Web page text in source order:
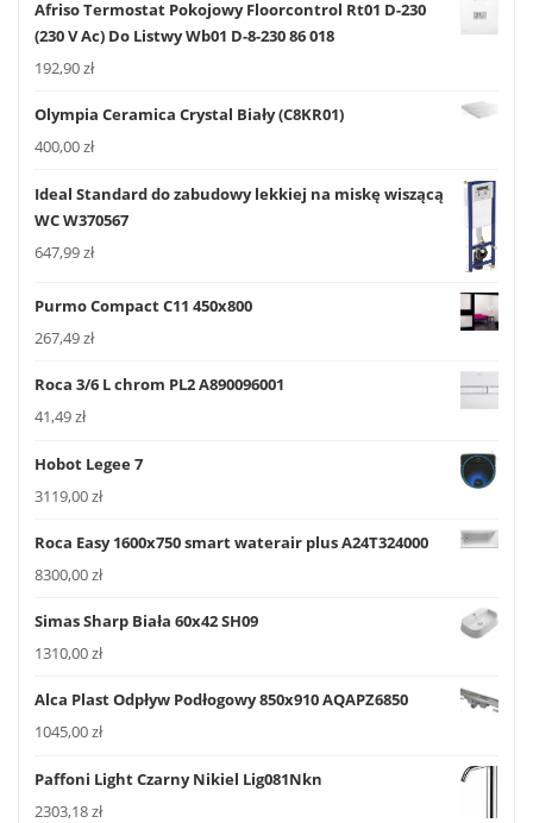
Afriso Termostat Pokojowy Floorcontrol Rt01 D-230
(230 V Ac) Do Listwy Wb01 D-8-230 86 018
192,90zł
Olympia Ceramica Crystal Biały (C8KR01)
400,00zł
Ideal Standard do zabudowy lekkiej na miskę wiszącą
WC W370567
647,99zł
Purmo Compact C11 450x800
267,49zł
Roca 3/6 L chrom PL2 A890096001
41,49zł
Hobot Legee 7
3119,00zł
Roca Easy 1600x750 smart waterair plus A24T324000
8300,00zł
Simas Sharp Biała 60x42 SH09
1310,00zł
Alca Plast Odpływ Podłogowy 850x910 AQAPZ6850
1045,00zł
Paffoni Light Czarny Nikiel Lig081Nkn
2303,18zł